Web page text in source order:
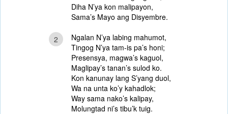
Diha N’ya kon malipayon,
Sama’s Mayo ang Disyembre.
2
Ngalan N’ya labing mahumot,
Tingog N’ya tam-is pa’s honi;
Presensya, magwa’s kaguol,
Maglipay’s tanan’s sulod ko.
Kon kanunay lang S’yang duol,
Wa na unta ko’y kahadlok;
Way sama nako’s kalipay,
Molungtad ni’s tibu’k tuig.